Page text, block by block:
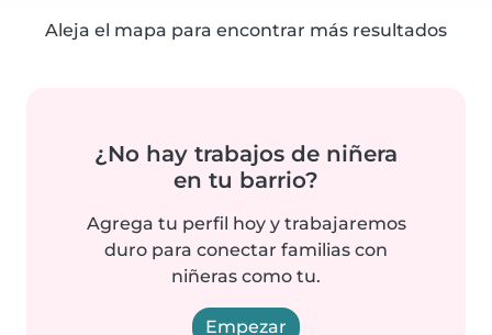
Aleja el mapa para encontrar más resultados
¿No hay trabajos de niñera
en tu barrio?
Agrega tu perfil hoy y trabajaremos
duro para conectar familias con
niñeras como tu.
Empezar